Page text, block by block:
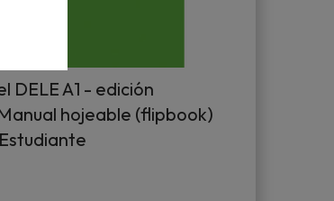
DELE A1 - edición
hojeable (flipbook)